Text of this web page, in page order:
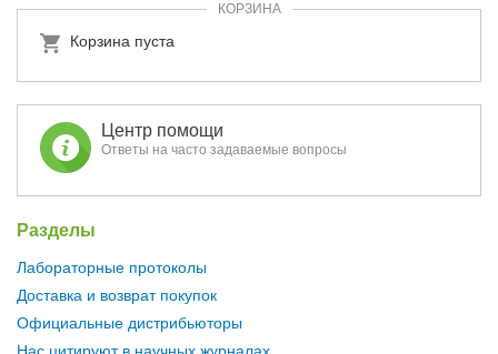
КОРЗИНА
Корзина пуста
Центр помощи
Ответы на часто задаваемые вопросы
Разделы
Лабораторные протоколы
Доставка и возврат покупок
Официальные дистрибьюторы
Нас цитируют в научных журналах